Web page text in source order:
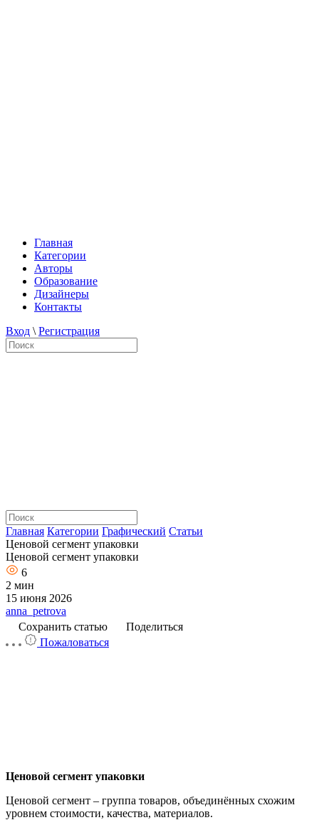
Главная
Категории
Авторы
Образование
Дизайнеры
Контакты
Вход \ Регистрация
Главная Категории Графический Статьи
Ценовой сегмент упаковки
Ценовой сегмент упаковки
6
2 мин
15 июня 2026
anna_petrova
Сохранить статью
Поделиться
Пожаловаться
Ценовой сегмент упаковки
Ценовой сегмент – группа товаров, объединённых схожим
уровнем стоимости, качества, материалов.